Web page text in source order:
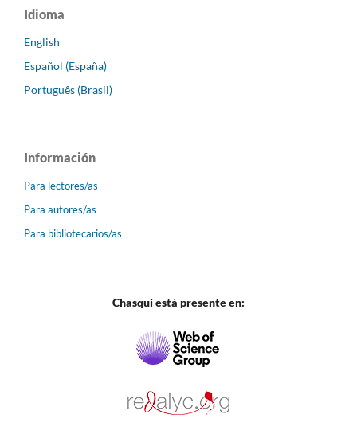
Idioma
English
Español (España)
Português (Brasil)
Información
Para lectores/as
Para autores/as
Para bibliotecarios/as
Chasqui está presente en: